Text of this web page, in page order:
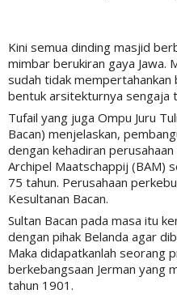
Kini semua dinding masjid
mimbar berukiran gaya Jawa.
sudah tidak mempertahankan
bentuk arsitekturnya sengaja
Tufail yang juga Ompu Juru
Bacan) menjelaskan,
dengan kehadiran
Archipel Maatschappij (BAM)
75 tahun. Perusahaan
Kesultanan Bacan.
Sultan Bacan pada masa itu
dengan pihak Belanda agar
Maka didapatkanlah seorang
berkebangsaan Jerman yang
tahun 1901.